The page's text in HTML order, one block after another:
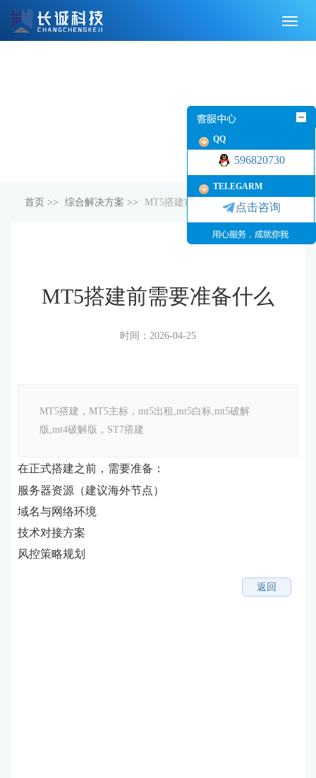
切
首页 >> 综合解决方案 >> MT5搭建前需要准备什么
MT5搭建前需要准备什么
时间：2026-04-25
MT5搭建，MT5主标，mt5出租,mt5白标,mt5破解
版,mt4破解版，ST7搭建
在正式搭建之前，需要准备：
服务器资源（建议海外节点）
域名与网络环境
技术对接方案
风控策略规划
返回
QQ
596820730
TELEGARM
点击咨询